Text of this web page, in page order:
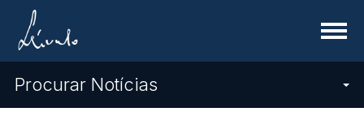
Menu
Procurar Notícias